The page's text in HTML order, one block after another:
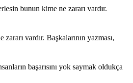
bunun kime ne zararı vardır.
vardır. Başkalarının yazması,
başarısını yok saymak oldukça